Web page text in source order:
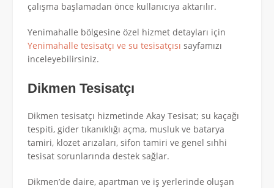
çalışma başlamadan önce kullanıcıya aktarılır.
Yenimahalle bölgesine özel hizmet detayları için
Yenimahalle tesisatçı ve su tesisatçısı sayfamızı
inceleyebilirsiniz.
Dikmen Tesisatçı
Dikmen tesisatçı hizmetinde Akay Tesisat; su kaçağı
tespiti, gider tıkanıklığı açma, musluk ve batarya
tamiri, klozet arızaları, sifon tamiri ve genel sıhhi
tesisat sorunlarında destek sağlar.
Dikmen’de daire, apartman ve iş yerlerinde oluşan